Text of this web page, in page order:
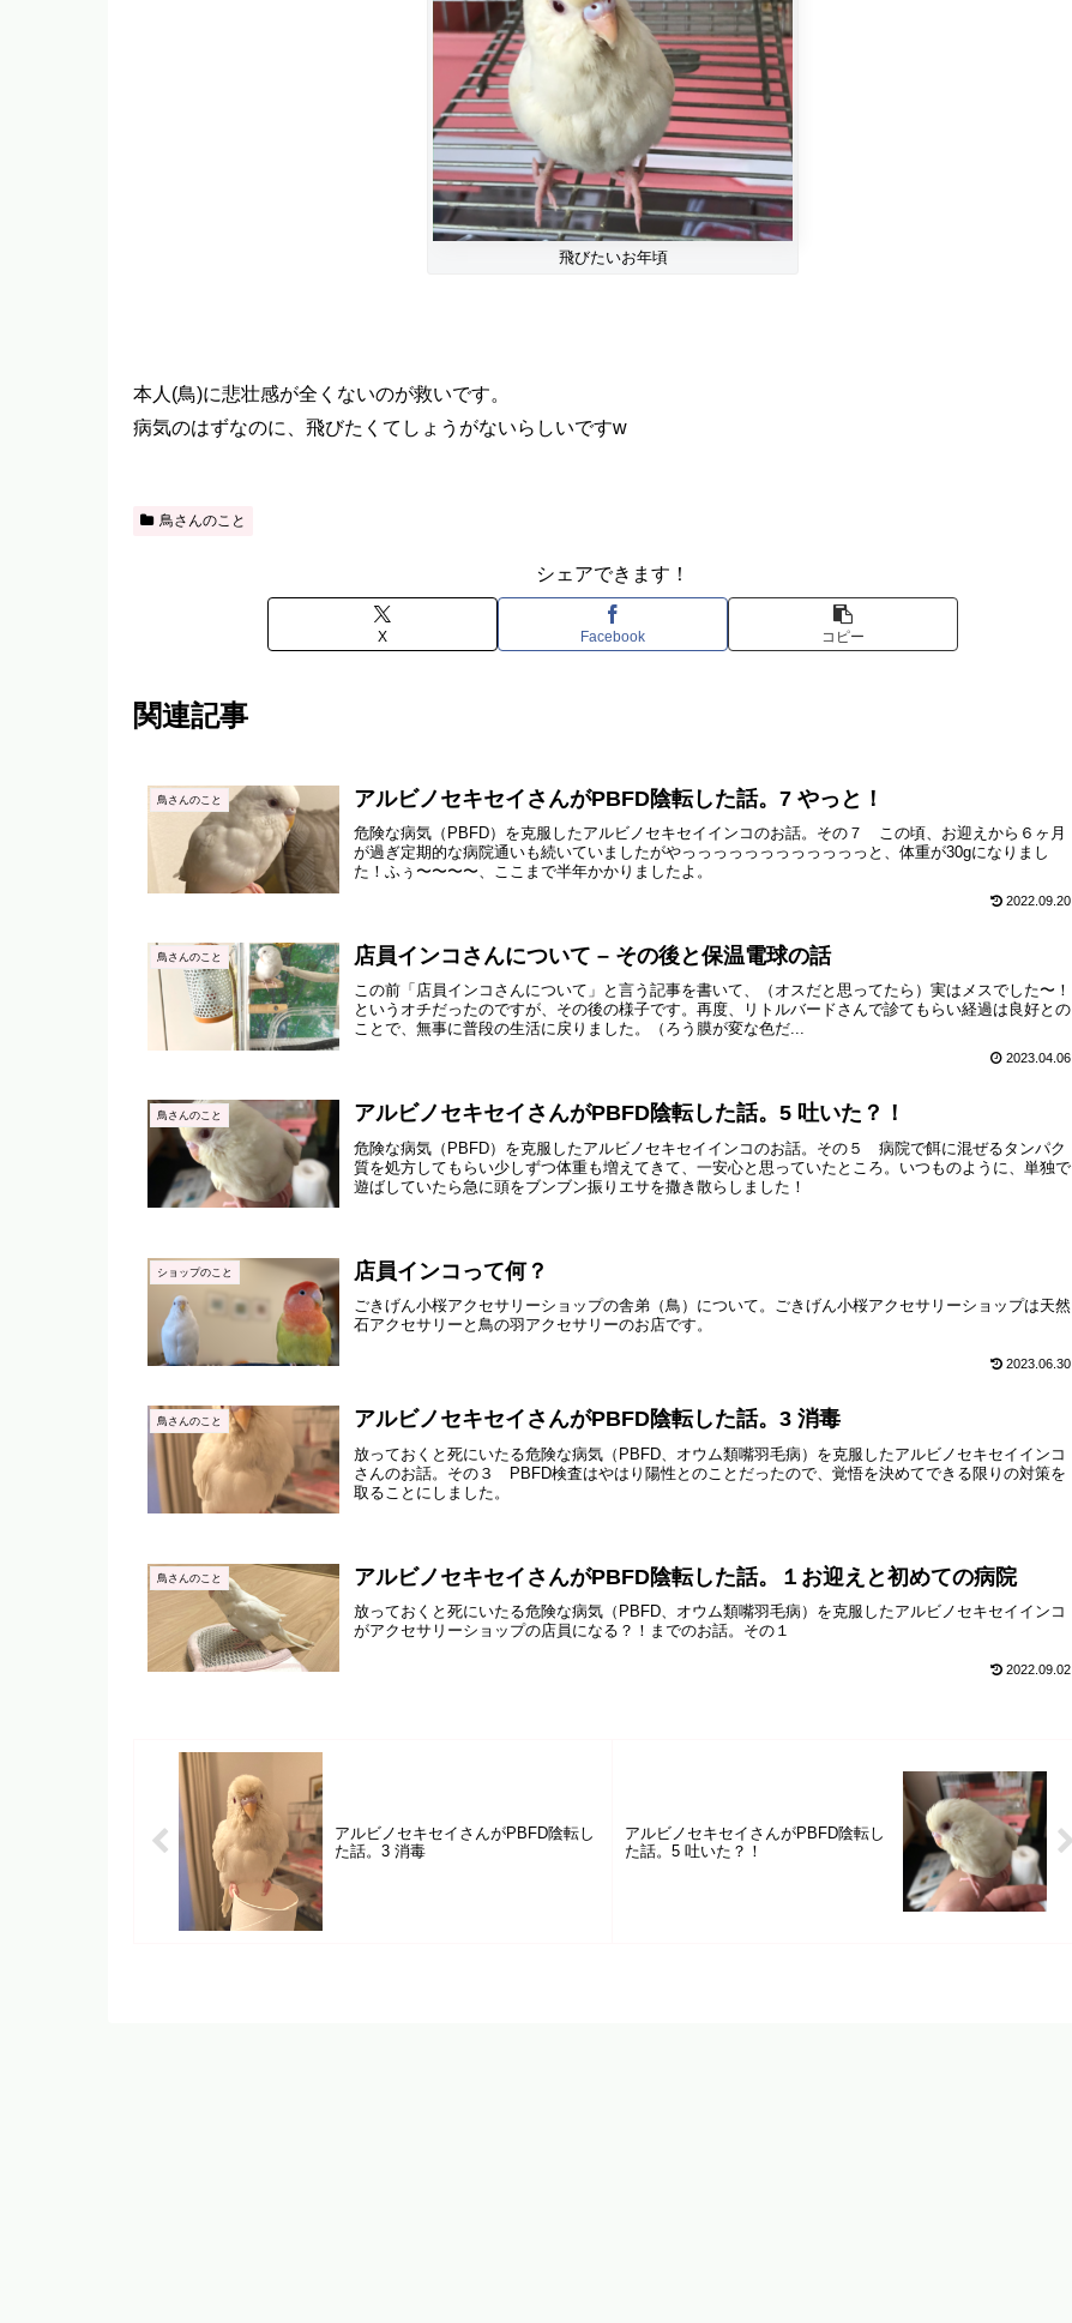
飛びたいお年頃
本人(鳥)に悲壮感が全くないのが救いです。
病気のはずなのに、飛びたくてしょうがないらしいですw
鳥さんのこと
シェアできます！
X Facebook コピー
関連記事
鳥さんのこと アルビノセキセイさんがPBFD陰転した話。7 やっと！
危険な病気（PBFD）を克服したアルビノセキセイインコのお話。その７ この頃、お迎えから６ヶ月
が過ぎ定期的な病院通いも続いていましたがやっっっっっっっっっっっっと、体重が30gになりまし
た！ふぅ〜〜〜〜、ここまで半年かかりましたよ。
2022.09.20
鳥さんのこと 店員インコさんについて – その後と保温電球の話
この前「店員インコさんについて」と言う記事を書いて、（オスだと思ってたら）実はメスでした〜！
というオチだったのですが、その後の様子です。再度、リトルバードさんで診てもらい経過は良好との
ことで、無事に普段の生活に戻りました。（ろう膜が変な色だ...
2023.04.06
鳥さんのこと アルビノセキセイさんがPBFD陰転した話。5 吐いた？！
危険な病気（PBFD）を克服したアルビノセキセイインコのお話。その５ 病院で餌に混ぜるタンパク
質を処方してもらい少しずつ体重も増えてきて、一安心と思っていたところ。いつものように、単独で
遊ばしていたら急に頭をブンブン振りエサを撒き散らしました！
ショップのこと 店員インコって何？
ごきげん小桜アクセサリーショップの舎弟（鳥）について。ごきげん小桜アクセサリーショップは天然
石アクセサリーと鳥の羽アクセサリーのお店です。
2023.06.30
鳥さんのこと アルビノセキセイさんがPBFD陰転した話。3 消毒
放っておくと死にいたる危険な病気（PBFD、オウム類嘴羽毛病）を克服したアルビノセキセイインコ
さんのお話。その３ PBFD検査はやはり陽性とのことだったので、覚悟を決めてできる限りの対策を
取ることにしました。
鳥さんのこと アルビノセキセイさんがPBFD陰転した話。１お迎えと初めての病院
放っておくと死にいたる危険な病気（PBFD、オウム類嘴羽毛病）を克服したアルビノセキセイインコ
がアクセサリーショップの店員になる？！までのお話。その１
2022.09.02
アルビノセキセイさんがPBFD陰転し
た話。3 消毒
アルビノセキセイさんがPBFD陰転し
た話。5 吐いた？！